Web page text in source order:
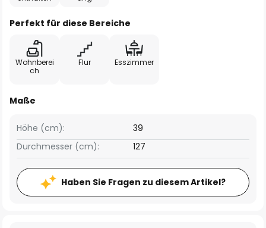
Perfekt für diese Bereiche
Wohnberei
ch
Flur Esszimmer
Maße
Höhe (cm):
39
Durchmesser (cm):
127
Haben Sie Fragen zu diesem Artikel?